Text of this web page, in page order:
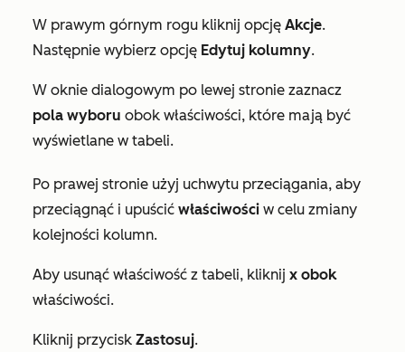
W prawym górnym rogu kliknij opcję Akcje.
Następnie wybierz opcję Edytuj kolumny.
W oknie dialogowym po lewej stronie zaznacz
pola wyboru obok właściwości, które mają być
wyświetlane w tabeli.
Po prawej stronie użyj uchwytu przeciągania, aby
przeciągnąć i upuścić właściwości w celu zmiany
kolejności kolumn.
Aby usunąć właściwość z tabeli, kliknij x obok
właściwości.
Kliknij przycisk Zastosuj.